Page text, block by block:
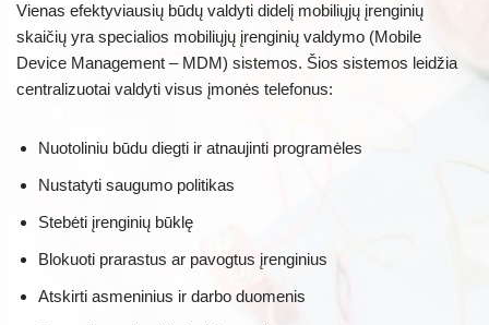
Vienas efektyviausių būdų valdyti didelį mobiliųjų įrenginių
skaičių yra specialios mobiliųjų įrenginių valdymo (Mobile
Device Management – MDM) sistemos. Šios sistemos leidžia
centralizuotai valdyti visus įmonės telefonus:
Nuotoliniu būdu diegti ir atnaujinti programėles
Nustatyti saugumo politikas
Stebėti įrenginių būklę
Blokuoti prarastus ar pavogtus įrenginius
Atskirti asmeninius ir darbo duomenis